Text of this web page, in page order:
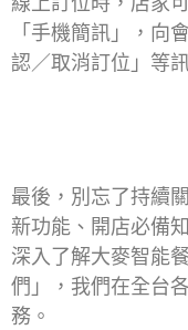
「手機簡訊」，向
認／取消訂位」等
最後，別忘了持續
新功能、開店必備
深入了解大麥智能
們」，我們在全台
務。